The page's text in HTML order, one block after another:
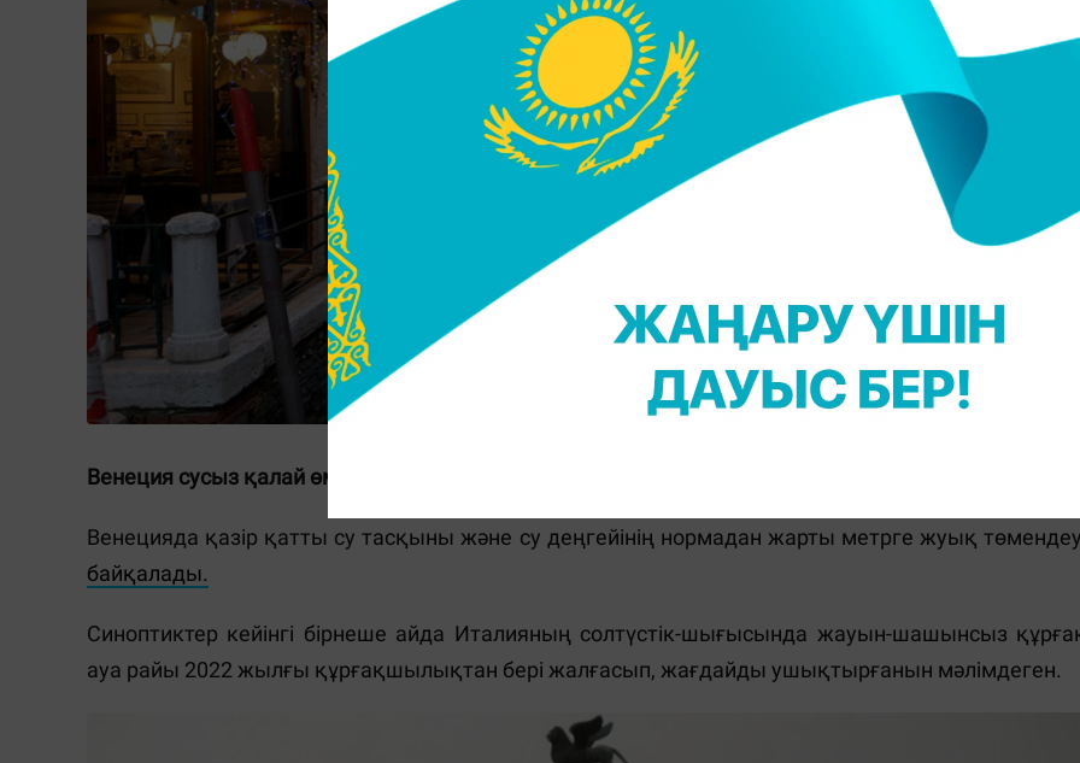
Венеция сусыз қалай өмір сүреді?
Венецияда қазір қатты су тасқыны және су деңгейінің нормадан жарты метрге жуық
байқалады.
Синоптиктер кейінгі бірнеше айда Италияның солтүстік-шығысында жауын-шашынсыз
ауа райы 2022 жылғы құрғақшылықтан бері жалғасып, жағдайды ушықтырғанын мәлімдеген.